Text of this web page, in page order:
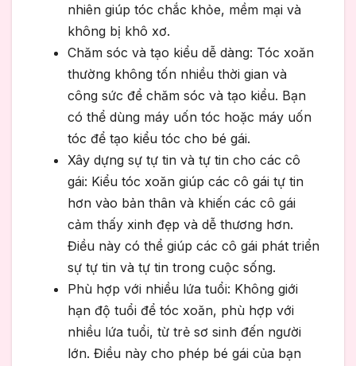
nhiên giúp tóc chắc khỏe, mềm mại và
không bị khô xơ.
Chăm sóc và tạo kiểu dễ dàng: Tóc xoăn
thường không tốn nhiều thời gian và
công sức để chăm sóc và tạo kiểu. Bạn
có thể dùng máy uốn tóc hoặc máy uốn
tóc để tạo kiểu tóc cho bé gái.
Xây dựng sự tự tin và tự tin cho các cô
gái: Kiểu tóc xoăn giúp các cô gái tự tin
hơn vào bản thân và khiến các cô gái
cảm thấy xinh đẹp và dễ thương hơn.
Điều này có thể giúp các cô gái phát triển
sự tự tin và tự tin trong cuộc sống.
Phù hợp với nhiều lứa tuổi: Không giới
hạn độ tuổi để tóc xoăn, phù hợp với
nhiều lứa tuổi, từ trẻ sơ sinh đến người
lớn. Điều này cho phép bé gái của bạn